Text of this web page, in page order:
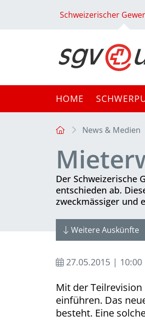
Schweizerischer
HOME
News & Medien
Der Schweizerische
entschieden ab.
zweckmässiger und
Weitere Auskünfte
27.05.2015 | 10:00
Mit der
einführen. Das
besteht. Eine